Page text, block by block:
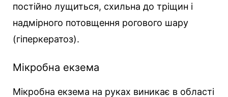
постійно лущиться, схильна до тріщин і
надмірного потовщення рогового шару
(гіперкератоз).
Мікробна екзема
Мікробна екзема на руках виникає в області